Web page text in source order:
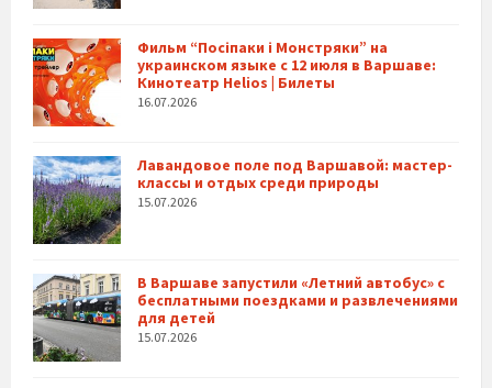
Фильм “Посіпаки і Монстряки” на
украинском языке с 12 июля в Варшаве:
Кинотеатр Helios | Билеты
16.07.2026
Лавандовое поле под Варшавой: мастер-
классы и отдых среди природы
15.07.2026
В Варшаве запустили «Летний автобус» с
бесплатными поездками и развлечениями
для детей
15.07.2026